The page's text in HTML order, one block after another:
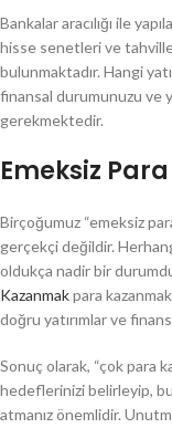
Bankalar aracılığı ile
hisse senetleri ve
bulunmaktadır. Hangi
finansal durumunuzu ve
gerekmektedir.
Emeksiz
Birçoğumuz “emeksiz
gerçekçi değildir.
oldukça nadir bir
Kazanmakpara
doğru yatırımlar ve
Sonuç olarak, “çok para
hedeflerinizi belirleyip, bu
atmanız önemlidir.